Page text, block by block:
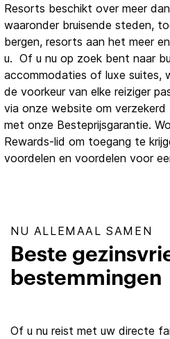
Resorts beschikt over meer
waaronder bruisende steden,
bergen, resorts aan het meer
u. Of u nu op zoek bent naar
accommodaties of luxe suites,
de voorkeur van elke reiziger
via onze website om
met onze Besteprijsgarantie.
Rewards-lid om toegang te
voordelen en voordelen voor
NU ALLEMAAL SAMEN
Beste
bestemmingen
Of u nu reist met uw directe